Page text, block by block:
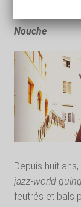
Nouche
Depuis huit
jazz-world
feutrés et bals